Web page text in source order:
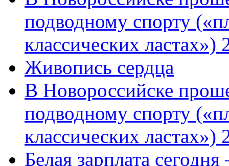
подводному спорту
классических
Живопись сердца
В Новороссийске
подводному спорту
классических ластах»)
Белая зарплата